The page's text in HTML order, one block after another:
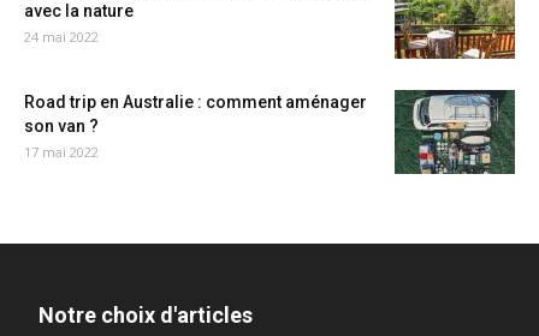
avec la nature
24 mai 2022
Road trip en Australie : comment aménager
son van ?
17 mai 2022
Notre choix d'articles